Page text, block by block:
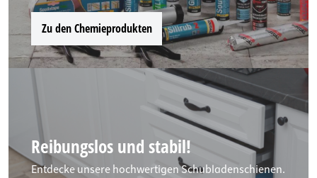
Zu den Chemieprodukten
Reibungslos und stabil!
Entdecke unsere hochwertigen Schubladenschienen.